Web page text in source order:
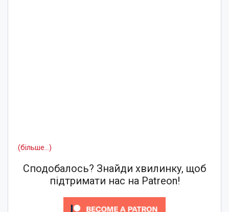
(більше…)
Сподобалось? Знайди хвилинку, щоб
підтримати нас на Patreon!